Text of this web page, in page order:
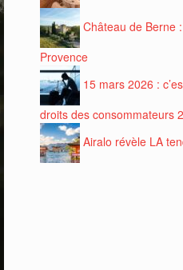
Château de Berne
Provence
15 mars 2026 :
droits des consommateurs
Airalo révèle LA